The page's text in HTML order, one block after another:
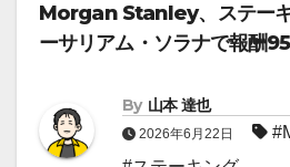
Morgan Stanley、ステー
ーサリアム・ソラナで報酬
By 山本 達也
2026年6月22日